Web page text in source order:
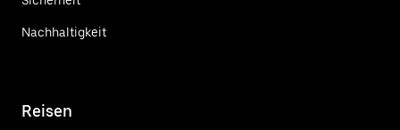
Nachhaltigkeit
Reisen